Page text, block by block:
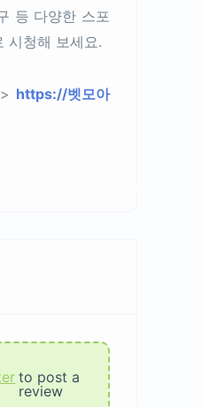
등 다양한 스포
시청해 보세요.
https://벳모아
to post a
review